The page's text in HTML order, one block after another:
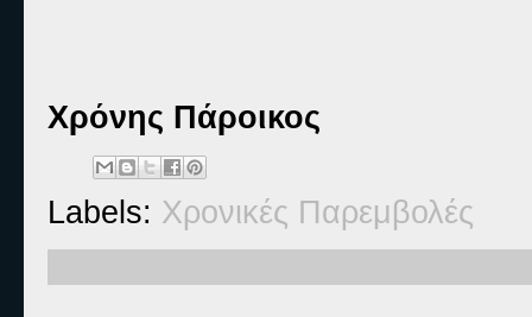
Χρόνης Πάροικος
Labels: Χρονικές Παρεμβολές